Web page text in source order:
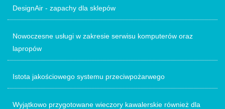
DesignAir - zapachy dla sklepów
Nowoczesne usługi w zakresie serwisu komputerów oraz
lapropów
Istota jakościowego systemu przeciwpożarwego
Wyjątkowo przygotowane wieczory kawalerskie również dla